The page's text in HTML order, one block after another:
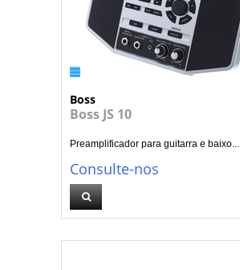
Boss
Boss JS 10
Preamplificador para guitarra e baixo...
Consulte-nos